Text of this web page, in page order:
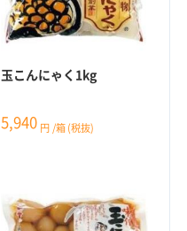
玉こんにゃく1kg
5,940 円 /箱 (税抜)